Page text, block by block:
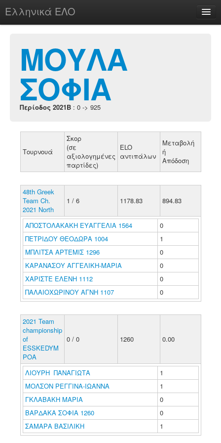
Ελληνικά ΕΛΟ
chesstu.be @ discord
Login
ΜΟΥΛΑ
ΣΟΦΙΑ
Περίοδος 2021B : 0 -> 925
Τουρνουά
Σκορ
(σε
αξιολογημένες
παρτίδες)
ELO
αντιπάλων
Μεταβολή
ή
Απόδοση
48th Greek
Team Ch.
2021 North
1 / 6 1178.83 894.83
ΑΠΟΣΤΟΛΑΚΑΚΗ ΕΥΑΓΓΕΛΙΑ 1564
0
ΠΕΤΡΙΔΟΥ ΘΕΟΔΩΡΑ 1004
1
ΜΠΛΙΤΣΑ ΑΡΤΕΜΙΣ 1296
0
ΚΑΡΑΝΑΣΟΥ ΑΓΓΕΛΙΚΗ-ΜΑΡΙΑ
0
ΧΑΡΙΣΤΕ ΕΛΕΝΗ 1112
0
ΠΑΛΑΙΟΧΩΡΙΝΟΥ ΑΓΝΗ 1107
0
2021 Team
championship
of
ESSKEDYM
POA
0 / 0 1260 0.00
ΛΙΟΥΡΗ ΠΑΝΑΓΙΩΤΑ
1
ΜΟΛΣΟΝ ΡΕΓΓΙΝΑ-ΙΩΑΝΝΑ
1
ΓΚΛΑΒΑΚΗ ΜΑΡΙΑ
0
ΒΑΡΔΑΚΑ ΣΟΦΙΑ 1260
0
ΣΑΜΑΡΑ ΒΑΣΙΛΙΚΗ
1